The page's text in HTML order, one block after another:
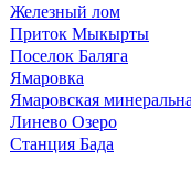
Железный лом
Приток Мыкырты
Поселок Баляга
Ямаровка
Ямаровская
Линево Озеро
Станция Бада